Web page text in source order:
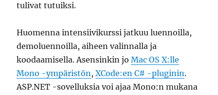
tulivat tutuiksi.
Huomenna intensiivikurssi jatkuu luennoilla,
demoluennoilla, aiheen valinnalla ja
koodaamisella. Asensinkin joMac OS X:lle
Mono -ympäristön,XCode:en C# -pluginin.
ASP.NET -sovelluksia voi ajaa Mono:n mukana